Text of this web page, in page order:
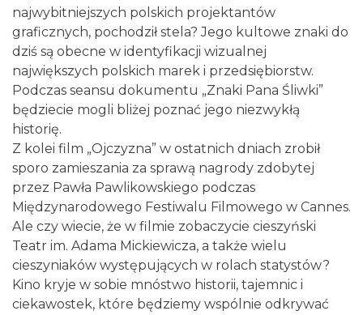
0.03 km
2026-08-14
0.07 km
najwybitniejszych polskich projektantów
graficznych, pochodził stela? Jego kultowe znaki do
dziś są obecne w identyfikacji wizualnej
największych polskich marek i przedsiębiorstw.
Podczas seansu dokumentu „Znaki Pana Śliwki”
będziecie mogli bliżej poznać jego niezwykłą
historię.
Z kolei film „Ojczyzna” w ostatnich dniach zrobił
sporo zamieszania za sprawą nagrody zdobytej
przez Pawła Pawlikowskiego podczas
Międzynarodowego Festiwalu Filmowego w Cannes.
Ale czy wiecie, że w filmie zobaczycie cieszyński
Teatr im. Adama Mickiewicza, a także wielu
cieszyniaków występujących w rolach statystów?
Kino kryje w sobie mnóstwo historii, tajemnic i
ciekawostek, które będziemy wspólnie odkrywać